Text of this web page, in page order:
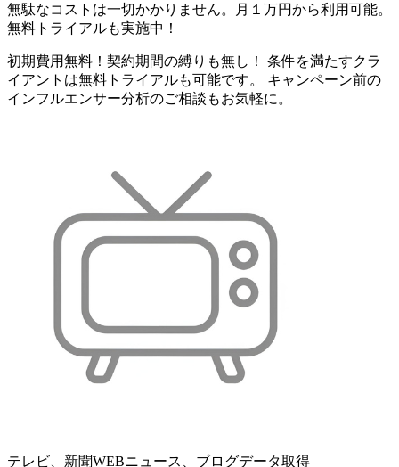
無駄なコストは一切かかりません。月１万円から利用可能。
無料トライアルも実施中！
初期費用無料！契約期間の縛りも無し！ 条件を満たすクラ
イアントは無料トライアルも可能です。 キャンペーン前の
インフルエンサー分析のご相談もお気軽に。
テレビ、新聞WEBニュース、ブログデータ取得